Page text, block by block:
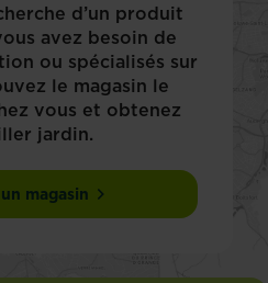
d’un produit
avez besoin de
ou spécialisés sur
le magasin le
vous et obtenez
jardin.
magasin